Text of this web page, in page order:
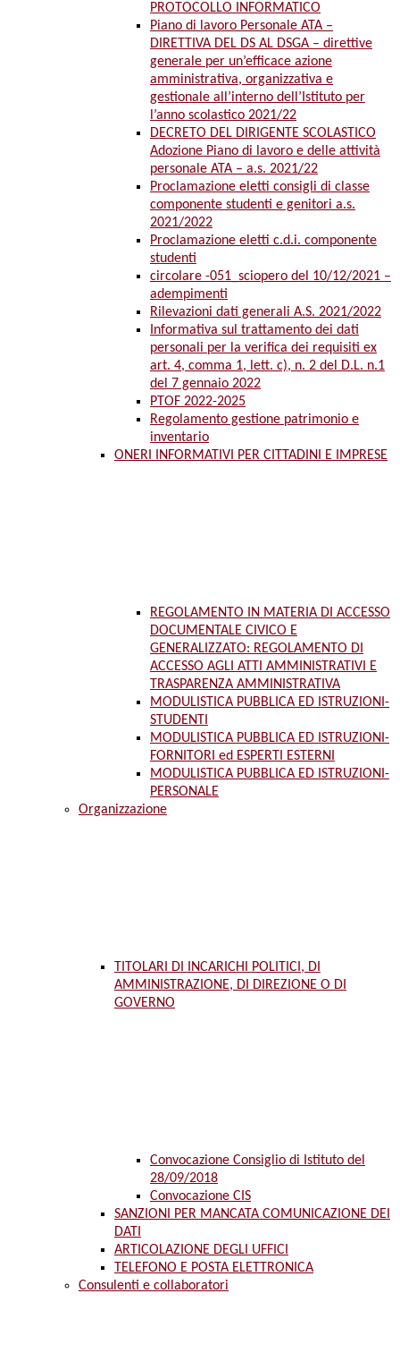
PROTOCOLLO INFORMATICO
Piano di lavoro Personale ATA –
DIRETTIVA DEL DS AL DSGA – direttive
generale per un’efficace azione
amministrativa, organizzativa e
gestionale all’interno dell’Istituto per
l’anno scolastico 2021/22
DECRETO DEL DIRIGENTE SCOLASTICO
Adozione Piano di lavoro e delle attività
personale ATA – a.s. 2021/22
Proclamazione eletti consigli di classe
componente studenti e genitori a.s.
2021/2022
Proclamazione eletti c.d.i. componente
studenti
circolare -051_sciopero del 10/12/2021 –
adempimenti
Rilevazioni dati generali A.S. 2021/2022
Informativa sul trattamento dei dati
personali per la verifica dei requisiti ex
art. 4, comma 1, lett. c), n. 2 del D.L. n.1
del 7 gennaio 2022
PTOF 2022-2025
Regolamento gestione patrimonio e
inventario
ONERI INFORMATIVI PER CITTADINI E IMPRESE
REGOLAMENTO IN MATERIA DI ACCESSO
DOCUMENTALE CIVICO E
GENERALIZZATO: REGOLAMENTO DI
ACCESSO AGLI ATTI AMMINISTRATIVI E
TRASPARENZA AMMINISTRATIVA
MODULISTICA PUBBLICA ED ISTRUZIONI-
STUDENTI
MODULISTICA PUBBLICA ED ISTRUZIONI-
FORNITORI ed ESPERTI ESTERNI
MODULISTICA PUBBLICA ED ISTRUZIONI-
PERSONALE
Organizzazione
TITOLARI DI INCARICHI POLITICI, DI
AMMINISTRAZIONE, DI DIREZIONE O DI
GOVERNO
Convocazione Consiglio di Istituto del
28/09/2018
Convocazione CIS
SANZIONI PER MANCATA COMUNICAZIONE DEI
DATI
ARTICOLAZIONE DEGLI UFFICI
TELEFONO E POSTA ELETTRONICA
Consulenti e collaboratori